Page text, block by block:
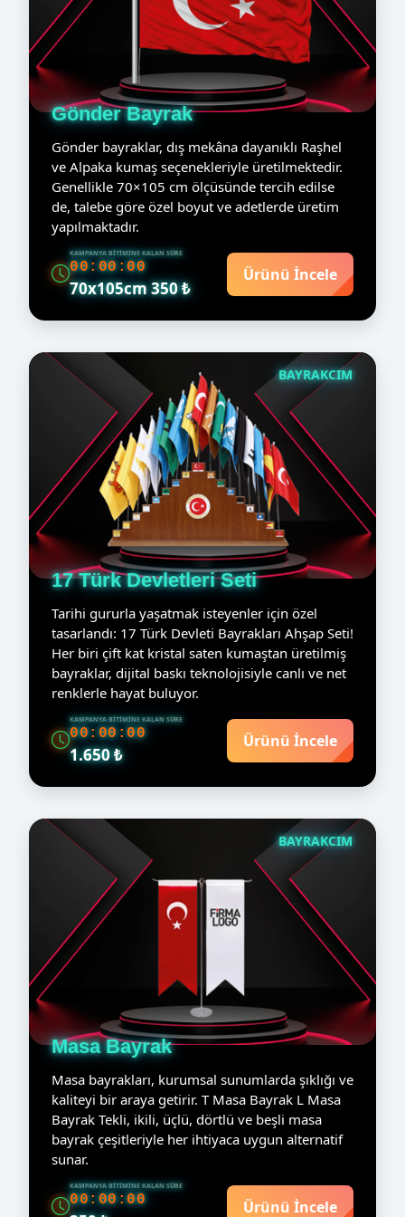
Gönder Bayrak
Gönder bayraklar, dış mekâna dayanıklı Raşhel
ve Alpaka kumaş seçenekleriyle üretilmektedir.
Genellikle 70×105 cm ölçüsünde tercih edilse
de, talebe göre özel boyut ve adetlerde üretim
yapılmaktadır.
KAMPANYA BITIMINE KALAN SÜRE
00:00:00
70x105cm 350 ₺
Ürünü İncele
BAYRAKCIM
17 Türk Devletleri Seti
Tarihi gururla yaşatmak isteyenler için özel
tasarlandı: 17 Türk Devleti Bayrakları Ahşap Seti!
Her biri çift kat kristal saten kumaştan üretilmiş
bayraklar, dijital baskı teknolojisiyle canlı ve net
renklerle hayat buluyor.
KAMPANYA BITIMINE KALAN SÜRE
00:00:00
1.650 ₺
Ürünü İncele
BAYRAKCIM
Masa Bayrak
Masa bayrakları, kurumsal sunumlarda şıklığı ve
kaliteyi bir araya getirir. T Masa Bayrak L Masa
Bayrak Tekli, ikili, üçlü, dörtlü ve beşli masa
bayrak çeşitleriyle her ihtiyaca uygun alternatif
sunar.
KAMPANYA BITIMINE KALAN SÜRE
00:00:00 Ürünü İncele